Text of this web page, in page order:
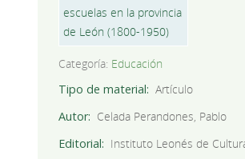
Categoría: Educación
Tipo de material
Artículo
Autor
Celada Perandones, Pablo
Editorial
Instituto Leonés de